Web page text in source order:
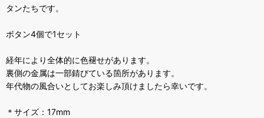
タンたちです。
ボタン4個で1セット
経年により全体的に色褪せがあります。
裏側の金属は一部錆びている箇所があります。
年代物の風合いとしてお楽しみ頂けましたら幸いです。
＊サイズ：17mm